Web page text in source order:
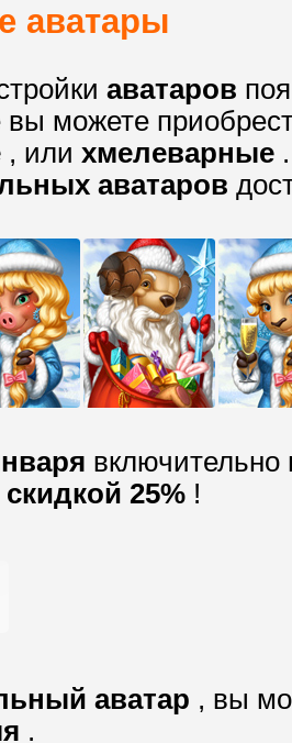
аватары
аватаров
вы можете
, или хмелеварные .
аватаров
включительно
скидкой 25% !
аватар , вы
.